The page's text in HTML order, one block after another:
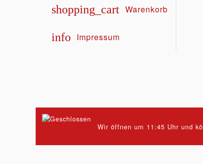
shopping_cart Warenkorb
info Impressum
Wir öffnen um 11:45 Uhr und